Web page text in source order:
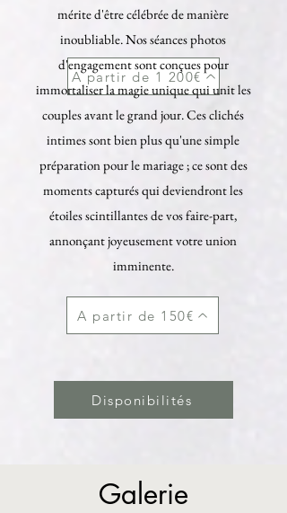
A partir de 1 200€
mérite d'être célébrée de manière
inoubliable. Nos séances photos
d'engagement sont conçues pour
immortaliser la magie unique qui unit les
couples avant le grand jour. Ces clichés
intimes sont bien plus qu'une simple
préparation pour le mariage ; ce sont des
moments capturés qui deviendront les
étoiles scintillantes de vos faire-part,
annonçant joyeusement votre union
imminente.
A partir de 150€
Disponibilités
Galerie